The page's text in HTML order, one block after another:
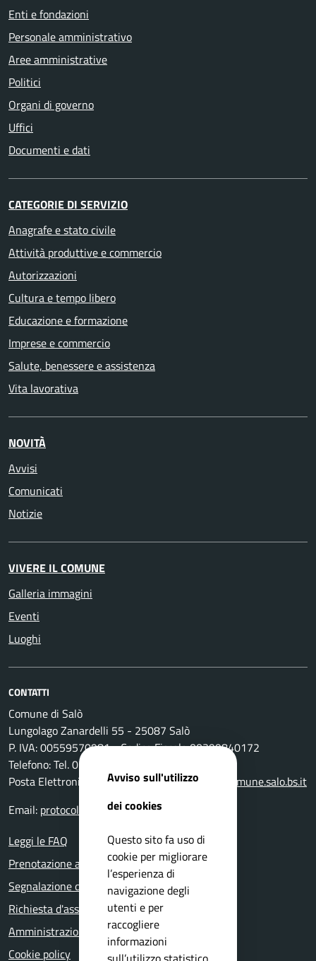
Enti e fondazioni
Personale amministrativo
Aree amministrative
Politici
Organi di governo
Uffici
Documenti e dati
CATEGORIE DI SERVIZIO
Anagrafe e stato civile
Attività produttive e commercio
Autorizzazioni
Cultura e tempo libero
Educazione e formazione
Imprese e commercio
Salute, benessere e assistenza
Vita lavorativa
NOVITÀ
Avvisi
Comunicati
Notizie
VIVERE IL COMUNE
Galleria immagini
Eventi
Luoghi
CONTATTI
Comune di Salò
Lungolago Zanardelli 55 - 25087 Salò
P. IVA: 00559570981 - Codice Fiscale 00399840172
Telefono: Tel. 0365-296801
Posta Elettronica Certificata:protocollo@pec.comune.salo.bs.it
Email: protocollo@comune.salo.bs.it
Leggi le FAQ
Prenotazione appuntamento
Segnalazione disservizio
Richiesta d'assistenza
Amministrazione trasparente
Cookie policy
Avviso sull'utilizzo
dei cookies
Questo sito fa uso di
cookie per migliorare
l’esperienza di
navigazione degli
utenti e per
raccogliere
informazioni